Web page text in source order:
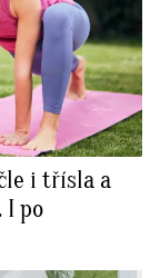
i třísla a
I po